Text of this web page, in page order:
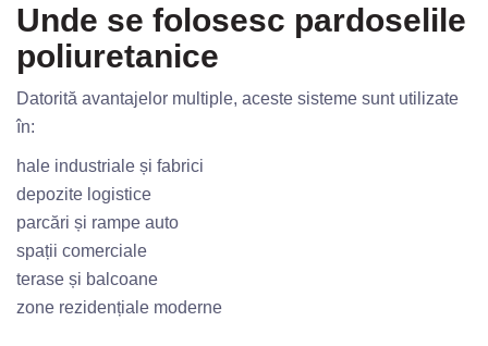
Unde se folosesc pardoselile
poliuretanice
Datorită avantajelor multiple, aceste sisteme sunt utilizate
în:
hale industriale și fabrici
depozite logistice
parcări și rampe auto
spații comerciale
terase și balcoane
zone rezidențiale moderne